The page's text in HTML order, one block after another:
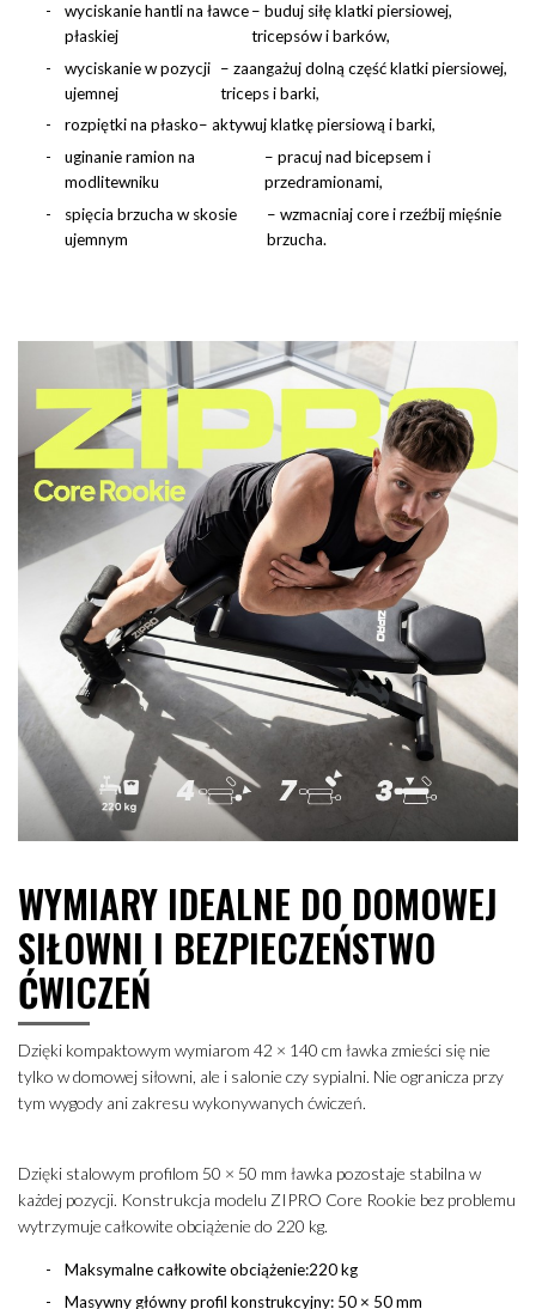
wyciskanie hantli na ławce
płaskiej
– buduj siłę klatki piersiowej,
tricepsów i barków,
wyciskanie w pozycji
ujemnej
– zaangażuj dolną część klatki piersiowej,
triceps i barki,
rozpiętki na płasko– aktywuj klatkę piersiową i barki,
uginanie ramion na
modlitewniku
– pracuj nad bicepsem i
przedramionami,
spięcia brzucha w skosie
ujemnym
– wzmacniaj core i rzeźbij mięśnie
brzucha.
WYMIARY IDEALNE DO DOMOWEJ
SIŁOWNI I BEZPIECZEŃSTWO
ĆWICZEŃ
Dzięki kompaktowym wymiarom 42 × 140 cm ławka zmieści się nie
tylko w domowej siłowni, ale i salonie czy sypialni. Nie ogranicza przy
tym wygody ani zakresu wykonywanych ćwiczeń.
Dzięki stalowym profilom 50 × 50 mm ławka pozostaje stabilna w
każdej pozycji. Konstrukcja modelu ZIPRO Core Rookie bez problemu
wytrzymuje całkowite obciążenie do 220 kg.
Maksymalne całkowite obciążenie:220 kg
Masywny główny profil konstrukcyjny: 50 × 50 mm